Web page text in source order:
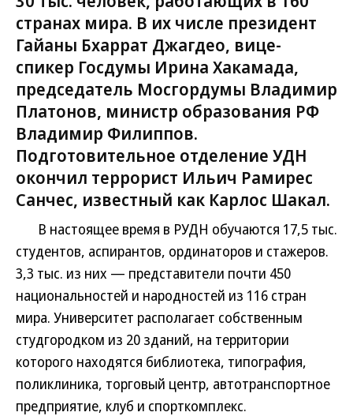
странах мира. В их числе президент
Гайаны Бхаррат Джагдео, вице-
спикер Госдумы Ирина Хакамада,
председатель Мосгордумы Владимир
Платонов, министр образования РФ
Владимир Филиппов.
Подготовительное отделение УДН
окончил террорист Ильич Рамирес
Санчес, известный как Карлос Шакал.
В настоящее время в РУДН обучаются 17,5 тыс.
студентов, аспирантов, ординаторов и стажеров.
3,3 тыс. из них — представители почти 450
национальностей и народностей из 116 стран
мира. Университет располагает собственным
студгородком из 20 зданий, на территории
которого находятся библиотека, типография,
поликлиника, торговый центр, автотранспортное
предприятие, клуб и спорткомплекс.